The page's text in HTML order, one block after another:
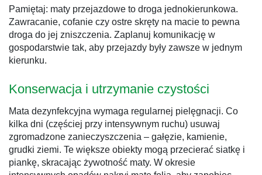
Pamiętaj: maty przejazdowe to droga jednokierunkowa.
Zawracanie, cofanie czy ostre skręty na macie to pewna
droga do jej zniszczenia. Zaplanuj komunikację w
gospodarstwie tak, aby przejazdy były zawsze w jednym
kierunku.
Konserwacja i utrzymanie czystości
Mata dezynfekcyjna wymaga regularnej pielęgnacji. Co
kilka dni (częściej przy intensywnym ruchu) usuwaj
zgromadzone zanieczyszczenia – gałęzie, kamienie,
grudki ziemi. Te większe obiekty mogą przecierać siatkę i
piankę, skracając żywotność maty. W okresie